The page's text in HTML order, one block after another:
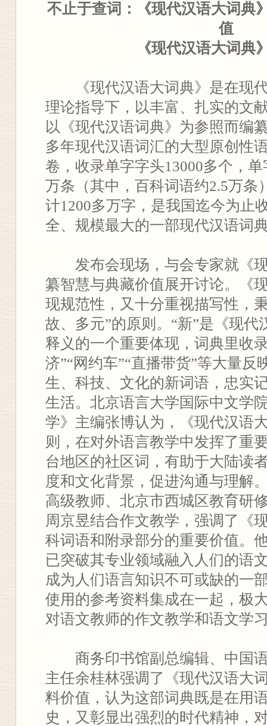
不止于查词：《现代汉语大词典
值
《现代汉语大词典
《现代汉语大词典》是在现
理论指导下，以丰富、扎实的文
以《现代汉语词典》为参照而编
多年现代汉语词汇的大型原创性
卷，收录单字字头13000多个，
万条（其中，百科词语约2.5万条
计1200多万字，是我国迄今为止
全、规模最大的一部现代汉语词
发布会现场，与会专家就《
纂智慧与典藏价值展开讨论。《
现规范性，又十分重视描写性，
故、多元”的原则。“新”是《现代
释义的一个重要体现，词典里收
济”“网约车”“直播带货”等大量反
生、科技、文化的新词语，忠实
生活。北京语言大学国际中文学
学》主编张博认为，《现代汉语
则，在对外语言教学中发挥了重
台地区的社区词，有助于大陆读
度和文化背景，促进沟通与理解
高级教师、北京市西城区教育研
周京昱结合作文教学，强调了《
科词语和附录部分的重要价值。
已突破其专业领域融入人们的语
成为人们语言知识不可或缺的一
使用的参考资料集成在一起，极
对语文教师的作文教学和语文学
商务印书馆副总编辑、中国
主任余桂林强调了《现代汉语大
料价值，认为这部词典既是在用
史，又彰显出强烈的时代精神，